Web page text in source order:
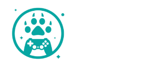
Aller
au
contenu